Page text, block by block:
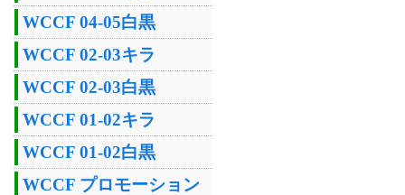
WCCF 04-05白黒
WCCF 02-03キラ
WCCF 02-03白黒
WCCF 01-02キラ
WCCF 01-02白黒
WCCF プロモーション